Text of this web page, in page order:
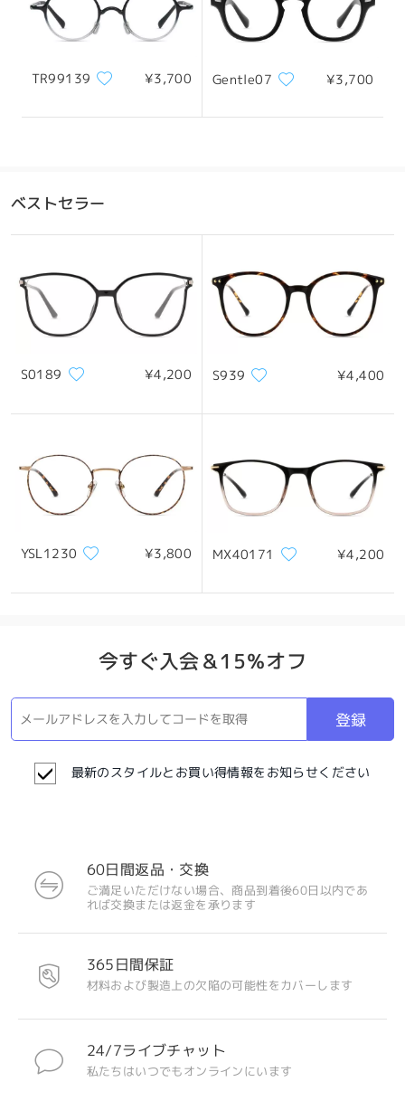
TR99139 ¥3,700 Gentle07 ¥3,700
ベストセラー
S0189 ¥4,200 S939 ¥4,400
YSL1230 ¥3,800 MX40171 ¥4,200
今すぐ入会＆15％オフ
登録
最新のスタイルとお買い得情報をお知らせください
60日間返品・交換
ご満足いただけない場合、商品到着後60日以内であ
れば交換または返金を承ります
365日間保証
材料および製造上の欠陥の可能性をカバーします
24/7ライブチャット
私たちはいつでもオンラインにいます